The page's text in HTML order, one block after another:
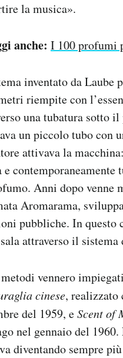
la musica».
anche: I 100 profumi
inventato da Laube
riempite con
una tubatura sotto
un piccolo tubo con
attivava la
e
Anni dopo venne
Aromarama,
pubbliche. In questo
attraverso il sistema
vennero
cinese, realizzato
del 1959, eScent of
nel gennaio del
diventando sempre